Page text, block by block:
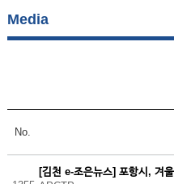
Media
No.
[김천 e-조은뉴스] 포항시, 겨